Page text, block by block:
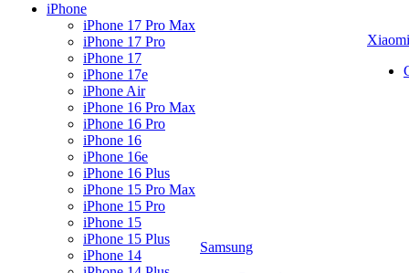
iPhone
iPhone 17 Pro Max
iPhone 17 Pro
iPhone 17
iPhone 17e
iPhone Air
iPhone 16 Pro Max
iPhone 16 Pro
iPhone 16
iPhone 16e
iPhone 16 Plus
iPhone 15 Pro Max
iPhone 15 Pro
iPhone 15
iPhone 15 Plus
iPhone 14
Samsung
Xiaomi